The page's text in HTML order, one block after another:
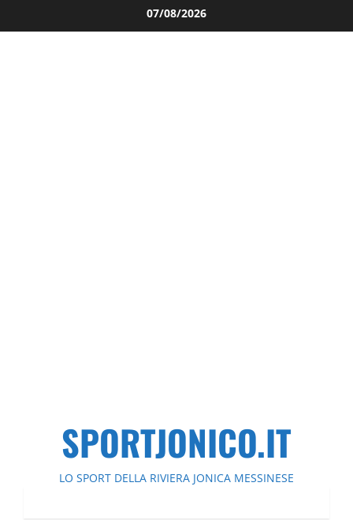
al
07/08/2026
SPORTJONICO.IT
LO SPORT DELLA RIVIERA JONICA MESSINESE